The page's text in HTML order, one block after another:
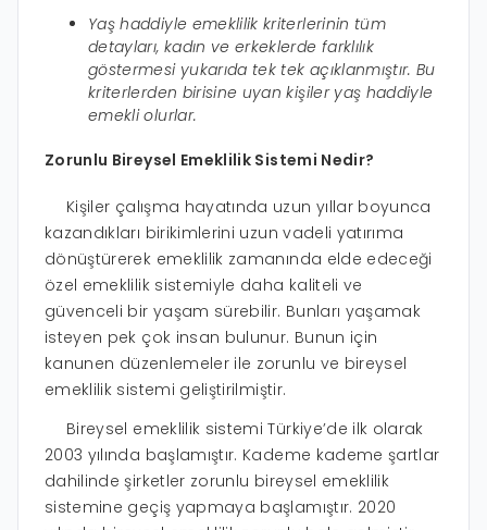
Yaş haddiyle emeklilik kriterlerinin tüm
detayları, kadın ve erkeklerde farklılık
göstermesi yukarıda tek tek açıklanmıştır. Bu
kriterlerden birisine uyan kişiler yaş haddiyle
emekli olurlar.
Zorunlu Bireysel Emeklilik Sistemi Nedir?
Kişiler çalışma hayatında uzun yıllar boyunca
kazandıkları birikimlerini uzun vadeli yatırıma
dönüştürerek emeklilik zamanında elde edeceği
özel emeklilik sistemiyle daha kaliteli ve
güvenceli bir yaşam sürebilir. Bunları yaşamak
isteyen pek çok insan bulunur. Bunun için
kanunen düzenlemeler ile zorunlu ve bireysel
emeklilik sistemi geliştirilmiştir.
Bireysel emeklilik sistemi Türkiye’de ilk olarak
2003 yılında başlamıştır. Kademe kademe şartlar
dahilinde şirketler zorunlu bireysel emeklilik
sistemine geçiş yapmaya başlamıştır. 2020